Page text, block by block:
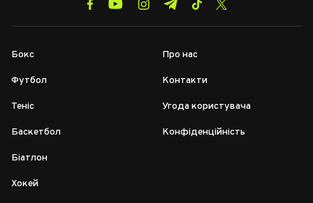
Бокс
Футбол
Теніс
Баскетбол
Біатлон
Хокей
Про нас
Контакти
Угода користувача
Конфіденційність